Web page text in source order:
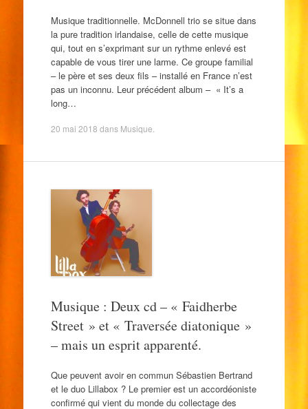
Musique traditionnelle. McDonnell trio se situe dans
la pure tradition irlandaise, celle de cette musique
qui, tout en s’exprimant sur un rythme enlevé est
capable de vous tirer une larme. Ce groupe familial
– le père et ses deux fils – installé en France n’est
pas un inconnu. Leur précédent album – « It’s a
long…
20 mai 2018 dans Musique
Musique : Deux cd – « Faidherbe
Street » et « Traversée diatonique »
– mais un esprit apparenté.
Que peuvent avoir en commun Sébastien Bertrand
et le duo Lillabox ? Le premier est un accordéoniste
confirmé qui vient du monde du collectage des